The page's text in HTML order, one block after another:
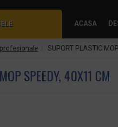
ACASA
SUPORT PLASTIC
SPEEDY, 40X11 CM